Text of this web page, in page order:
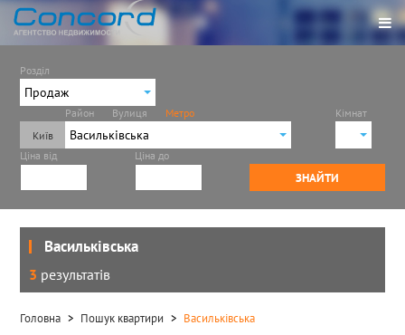
Розділ
Продаж
ПродажРайон Вулиця Метро
Васильківська
Бориспільська
Вирлиця
Вокзальна
Кімнат
Ціна від Ціна до
ЗНАЙТИ
Васильківська
3 результатів
Головна Пошук квартири Васильківська